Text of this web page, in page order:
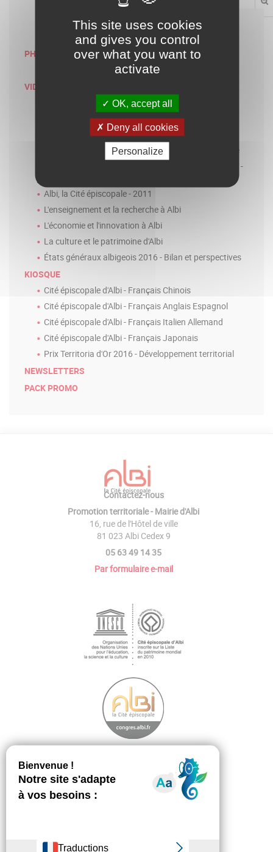
Galerie
PHOTOTHÈQUE
Photos libre de droits
VIDÉO
États généraux albigeois 2022
Albi, la Cité épiscopale - 2017
Albi, la Cité épiscopale - 30s
Présentation du logo "Albi, la Cité épiscopale" Galerie
Film 2011 de présentation d' "Albi, la Cité épiscopale" -
sous titré anglais
Albi, la Cité épiscopale - 2011
L'enseignement et la recherche à Albi
L'économie et l'innovation à Albi
La culture et le patrimoine d'Albi
États généraux albigeois 2016 - Bilan et perspectives
KIOSQUE
Cité épiscopale d'Albi - Français Chinois
Cité épiscopale d'Albi - Français Anglais Espagnol
Cité épiscopale d'Albi - Français Italien Allemand
Cité épiscopale d'Albi - Français Japonais
Prix Territoria d'Or 2016 - Développement territorial
NEWSLETTERS
PACK PROMO
Contactez-nous
Promotion territoriale - Mairie d'Albi
16, rue de l'Hôtel de ville
81 023 Albi Cedex 9
05 63 49 14 35
Par formulaire e-mail
menu
La démarche
This site uses cookies
and gives you control
over what you want to
activate
OK, accept all
Deny all cookies
Personalize